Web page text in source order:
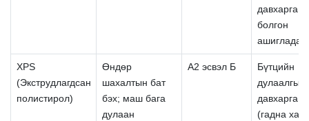
давхарга
болгон
ашигладаг
XPS
(Экструдлагдсан
полистирол)
Өндөр
шахалтын бат
бэх; маш бага
дулаан
А2 эсвэл Б
Бүтцийн
дулаалгын
давхарга
(гадна